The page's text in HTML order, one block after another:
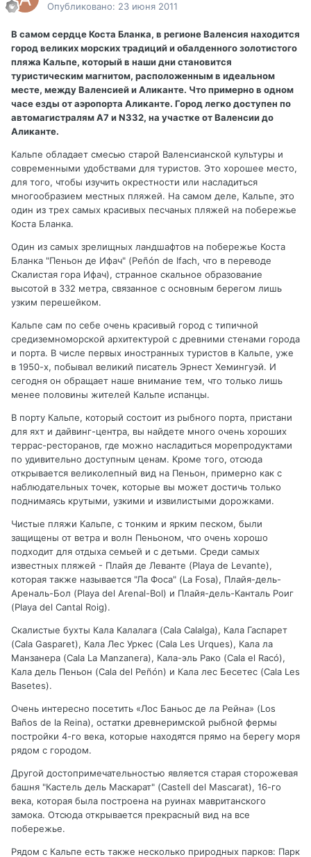
Опубликовано: 23 июня 2011
В самом сердце Коста Бланка, в регионе Валенсия находится
город великих морских традиций и обалденного золотистого
пляжа Кальпе, который в наши дни становится
туристическим магнитом, расположенным в идеальном
месте, между Валенсией и Аликанте. Что примерно в одном
часе езды от аэропорта Аликанте. Город легко доступен по
автомагистралям A7 и N332, на участке от Валенсии до
Аликанте.
Кальпе обладает смесью старой Валенсианской культуры и
современными удобствами для туристов. Это хорошее место,
для того, чтобы изучить окрестности или насладиться
многообразием местных пляжей. На самом деле, Кальпе, это
один из трех самых красивых песчаных пляжей на побережье
Коста Бланка.
Один из самых зрелищных ландшафтов на побережье Коста
Бланка "Пеньон де Ифач" (Peñón de Ifach, что в переводе
Скалистая гора Ифач), странное скальное образование
высотой в 332 метра, связанное с основным берегом лишь
узким перешейком.
Кальпе сам по себе очень красивый город с типичной
средиземноморской архитектурой с древними стенами города
и порта. В числе первых иностранных туристов в Кальпе, уже
в 1950-х, побывал великий писатель Эрнест Хемингуэй. И
сегодня он обращает наше внимание тем, что только лишь
менее половины жителей Кальпе испанцы.
В порту Кальпе, который состоит из рыбного порта, пристани
для яхт и дайвинг-центра, вы найдете много очень хороших
террас-ресторанов, где можно насладиться морепродуктами
по удивительно доступным ценам. Кроме того, отсюда
открывается великолепный вид на Пеньон, примерно как с
наблюдательных точек, которые вы может достичь только
поднимаясь крутыми, узкими и извилистыми дорожками.
Чистые пляжи Кальпе, с тонким и ярким песком, были
защищены от ветра и волн Пеньоном, что очень хорошо
подходит для отдыха семьей и с детьми. Среди самых
известных пляжей - Плайя де Леванте (Playa de Levante),
которая также называется "Ла Фоса" (La Fosa), Плайя-дель-
Ареналь-Бол (Playa del Arenal-Bol) и Плайя-дель-Канталь Роиг
(Playa del Cantal Roig).
Скалистые бухты Кала Калалага (Cala Calalga), Кала Гаспарет
(Cala Gasparet), Кала Лес Уркес (Cala Les Urques), Кала ла
Манзанера (Cala La Manzanera), Кала-эль Рако (Cala el Racó),
Кала дель Пеньон (Cala del Peñón) и Кала лес Бесетес (Cala Les
Basetes).
Очень интересно посетить «Лос Баньос де ла Рейна» (Los
Baños de la Reina), остатки древнеримской рыбной фермы
постройки 4-го века, которые находятся прямо на берегу моря
рядом с городом.
Другой достопримечательностью является старая сторожевая
башня "Кастель дель Маскарат" (Castell del Mascarat), 16-го
века, которая была построена на руинах мавританского
замока. Отсюда открывается прекрасный вид на все
побережье.
Рядом с Кальпе есть также несколько природных парков: Парк